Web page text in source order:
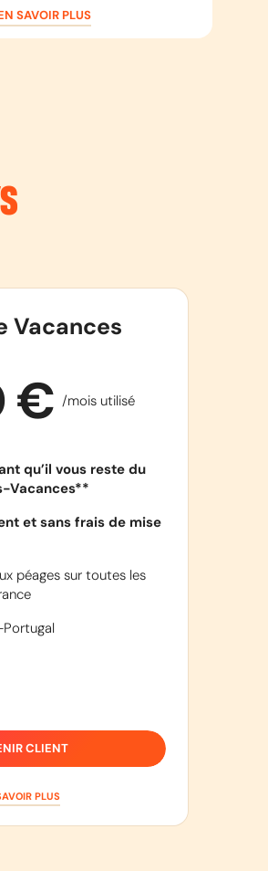
SAVOIR PLUS
Vacances
€ /mois utilisé
qu’il vous reste du
Vacances**
et sans frais de mise
péages sur toutes les
CLIENT
PLUS